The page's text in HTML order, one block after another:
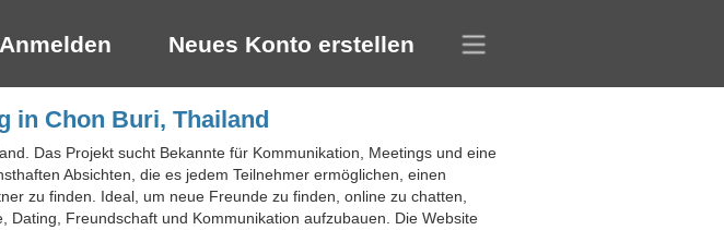
Anmelden Neues Konto erstellen
in Chon Buri, Thailand
Das Projekt sucht Bekannte für Kommunikation, Meetings und eine
Absichten, die es jedem Teilnehmer ermöglichen, einen
zu finden. Ideal, um neue Freunde zu finden, online zu chatten,
Freundschaft und Kommunikation aufzubauen. Die Website